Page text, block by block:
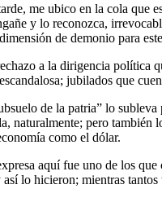
me ubico en la cola que
y lo reconozca,
de demonio para
a la dirigencia política
jubilados que
de la patria” lo
naturalmente; pero
como el dólar.
aquí fue uno de los
así lo hicieron; mientras